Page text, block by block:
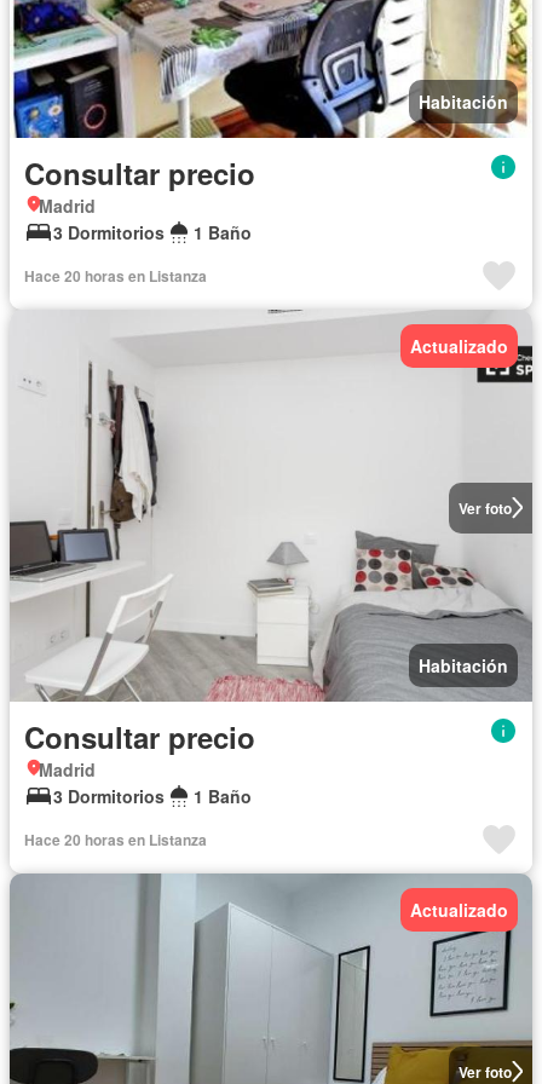
Habitación
Consultar precio
Madrid
3 Dormitorios
1 Baño
Hace 20 horas en Listanza
Ver foto
Actualizado
Habitación
Consultar precio
Madrid
3 Dormitorios
1 Baño
Hace 20 horas en Listanza
Ver foto
Actualizado